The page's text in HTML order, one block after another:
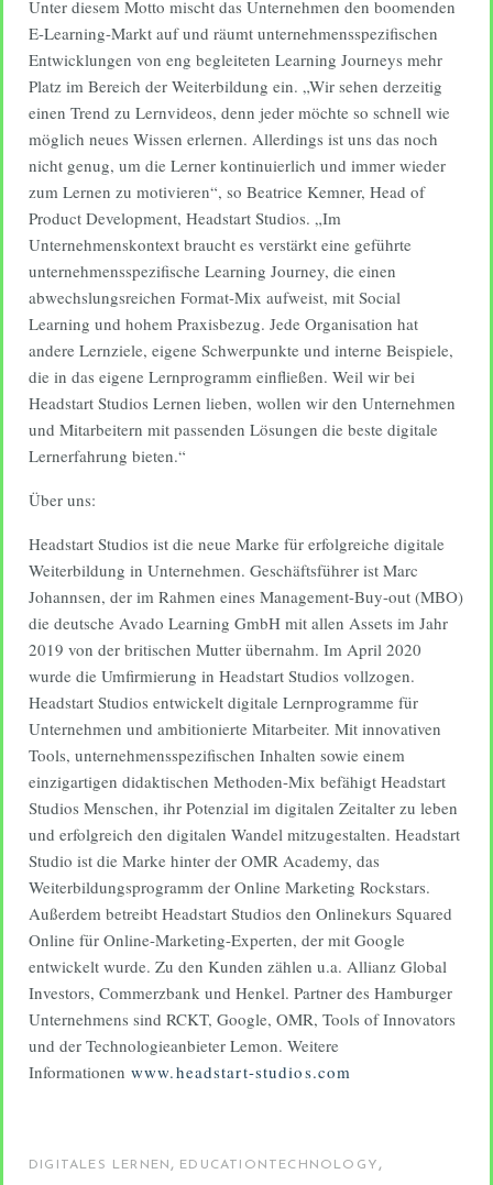
Unter diesem Motto mischt das Unternehmen den boomenden
E-Learning-Markt auf und räumt unternehmensspezifischen
Entwicklungen von eng begleiteten Learning Journeys mehr
Platz im Bereich der Weiterbildung ein. „Wir sehen derzeitig
einen Trend zu Lernvideos, denn jeder möchte so schnell wie
möglich neues Wissen erlernen. Allerdings ist uns das noch
nicht genug, um die Lerner kontinuierlich und immer wieder
zum Lernen zu motivieren“, so Beatrice Kemner, Head of
Product Development, Headstart Studios. „Im
Unternehmenskontext braucht es verstärkt eine geführte
unternehmensspezifische Learning Journey, die einen
abwechslungsreichen Format-Mix aufweist, mit Social
Learning und hohem Praxisbezug. Jede Organisation hat
andere Lernziele, eigene Schwerpunkte und interne Beispiele,
die in das eigene Lernprogramm einfließen. Weil wir bei
Headstart Studios Lernen lieben, wollen wir den Unternehmen
und Mitarbeitern mit passenden Lösungen die beste digitale
Lernerfahrung bieten.“
Über uns:
Headstart Studios ist die neue Marke für erfolgreiche digitale
Weiterbildung in Unternehmen. Geschäftsführer ist Marc
Johannsen, der im Rahmen eines Management-Buy-out (MBO)
die deutsche Avado Learning GmbH mit allen Assets im Jahr
2019 von der britischen Mutter übernahm. Im April 2020
wurde die Umfirmierung in Headstart Studios vollzogen.
Headstart Studios entwickelt digitale Lernprogramme für
Unternehmen und ambitionierte Mitarbeiter. Mit innovativen
Tools, unternehmensspezifischen Inhalten sowie einem
einzigartigen didaktischen Methoden-Mix befähigt Headstart
Studios Menschen, ihr Potenzial im digitalen Zeitalter zu leben
und erfolgreich den digitalen Wandel mitzugestalten. Headstart
Studio ist die Marke hinter der OMR Academy, das
Weiterbildungsprogramm der Online Marketing Rockstars.
Außerdem betreibt Headstart Studios den Onlinekurs Squared
Online für Online-Marketing-Experten, der mit Google
entwickelt wurde. Zu den Kunden zählen u.a. Allianz Global
Investors, Commerzbank und Henkel. Partner des Hamburger
Unternehmens sind RCKT, Google, OMR, Tools of Innovators
und der Technologieanbieter Lemon. Weitere
Informationen www.headstart-studios.com
DIGITALES LERNEN , EDUCATIONTECHNOLOGY ,